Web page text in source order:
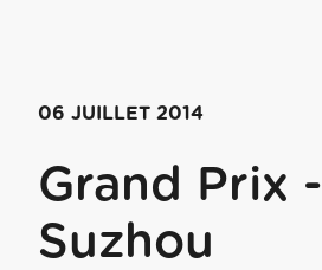
06 JUILLET 2014
Grand Prix -
Suzhou